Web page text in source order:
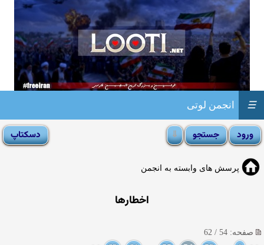
انجمن لوتی ☰
پرسش های وابسته به انجمن
اخطارها
صفحه: 54 / 62